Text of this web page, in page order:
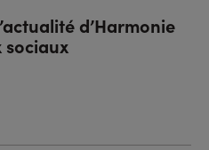
d’Harmonie
sociaux